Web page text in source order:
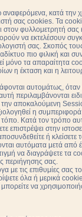
κατά την
σας cookies. Τα
στον φυλλομετρητή
να εκτελέσουν
σας. Σκοπός
πιο φιλική και
μόνο τα απαραίτητα
η έκταση και η
αυτομάτως, όταν
περιλαμβάνονται
αποκαλούμενη
η
τόπο. Κατά τον τρόπο
επιστρέψει στην
ή κλείσετε
αυτόματα μετά από
να διαγράψετε τα
περιήγησης σας.
με τις επιθυμίες σας
όλα ή μερικά
να